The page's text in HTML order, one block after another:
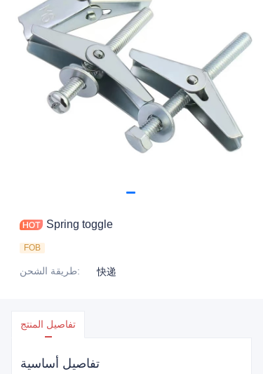
Spring toggle
FOB
طريقة الشحن: 快递
تفاصيل المنتج
تفاصيل أساسية